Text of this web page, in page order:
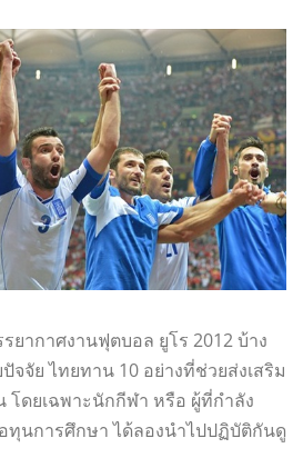
ยากาศงานฟุตบอล ยูโร 2012 บ้าง
จจัย ไทยทาน 10 อย่างที่ช่วยส่งเสริม
ดยเฉพาะนักกีฬา หรือ ผู้ที่กำลัง
ทุนการศึกษา ได้ลองนำไปปฏิบัติกันดู